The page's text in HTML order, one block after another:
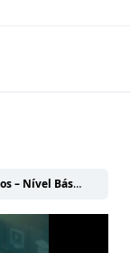
Comitê de Investimentos e Gestor de Recursos – Nível Básico